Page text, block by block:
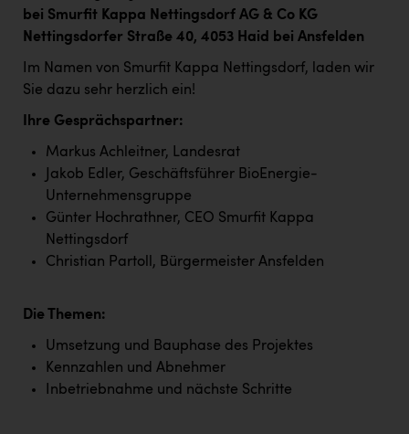
bei Smurfit Kappa Nettingsdorf AG & Co KG
Nettingsdorfer Straße 40, 4053 Haid bei Ansfelden
Im Namen von Smurfit Kappa Nettingsdorf, laden wir
Sie dazu sehr herzlich ein!
Ihre Gesprächspartner:
Markus Achleitner, Landesrat
Jakob Edler, Geschäftsführer BioEnergie-
Unternehmensgruppe
Günter Hochrathner, CEO Smurfit Kappa
Nettingsdorf
Christian Partoll, Bürgermeister Ansfelden
Die Themen:
Umsetzung und Bauphase des Projektes
Kennzahlen und Abnehmer
Inbetriebnahme und nächste Schritte